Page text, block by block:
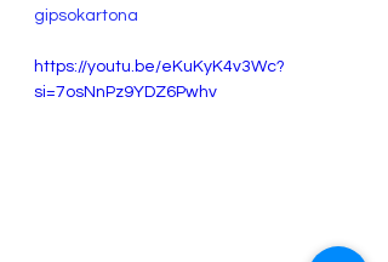
gipsokartona
https://youtu.be/eKuKyK4v3Wc?
si=7osNnPz9YDZ6Pwhv